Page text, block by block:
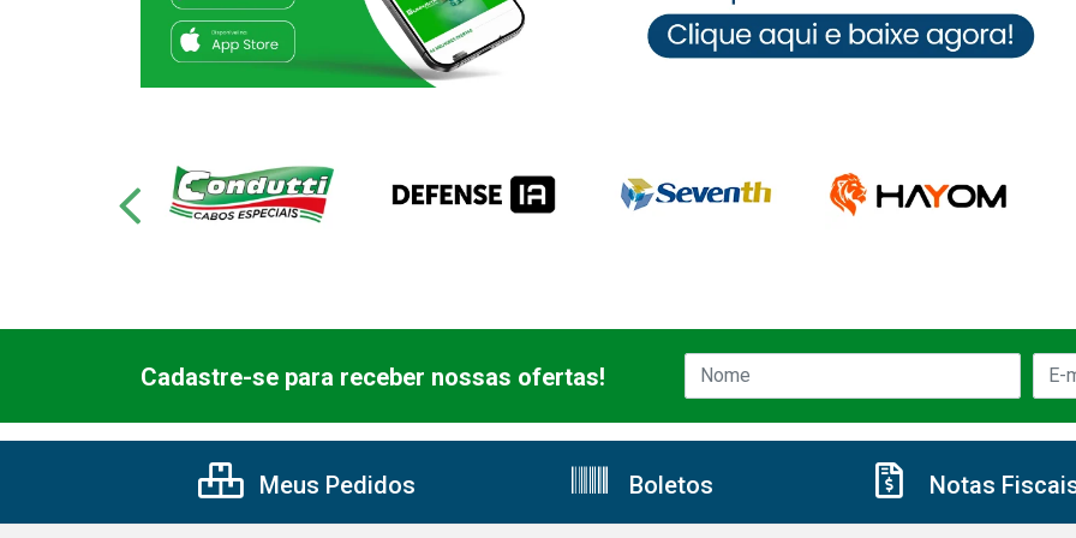
Cadastre-se para receber nossas ofertas!
Meus Pedidos Boletos Notas